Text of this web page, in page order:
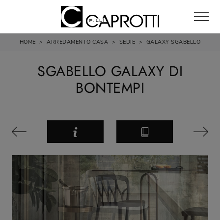
HOME > ARREDAMENTO CASA > SEDIE > GALAXY SGABELLO
SGABELLO GALAXY DI
BONTEMPI